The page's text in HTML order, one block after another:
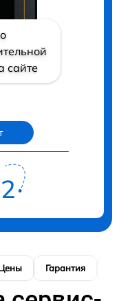
сайте
Гарантия